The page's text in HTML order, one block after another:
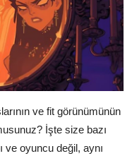
ve fit görünümünün
İşte size bazı
ve oyuncu değil, aynı